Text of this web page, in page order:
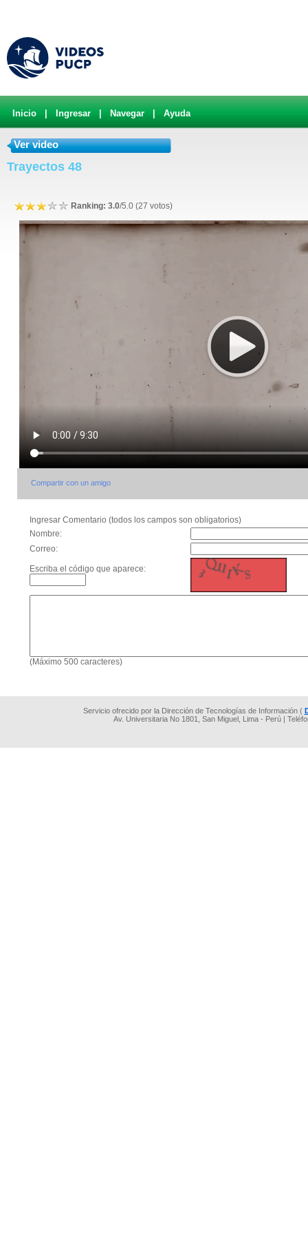
Inicio Ingresar Navegar Ayuda
Ver video
Trayectos 48
Ranking: 3.0/5.0 (27 votos)
Compartir con un amigo
Ingresar Comentario (todos los campos son obligatorios)
Nombre:
Correo:
Escriba el código que aparece:
(Máximo 500 caracteres)
Servicio ofrecido por la Dirección de Tecnologías de Información (
Av. Universitaria No 1801, San Miguel, Lima - Perú |